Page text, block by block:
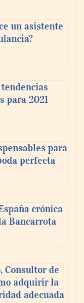
aumenta al
sana en
Bar: una
el
un asistente
para 2021
para
perfecta
crónica
Bancarrota
Consultor de
adquirir la
adecuada